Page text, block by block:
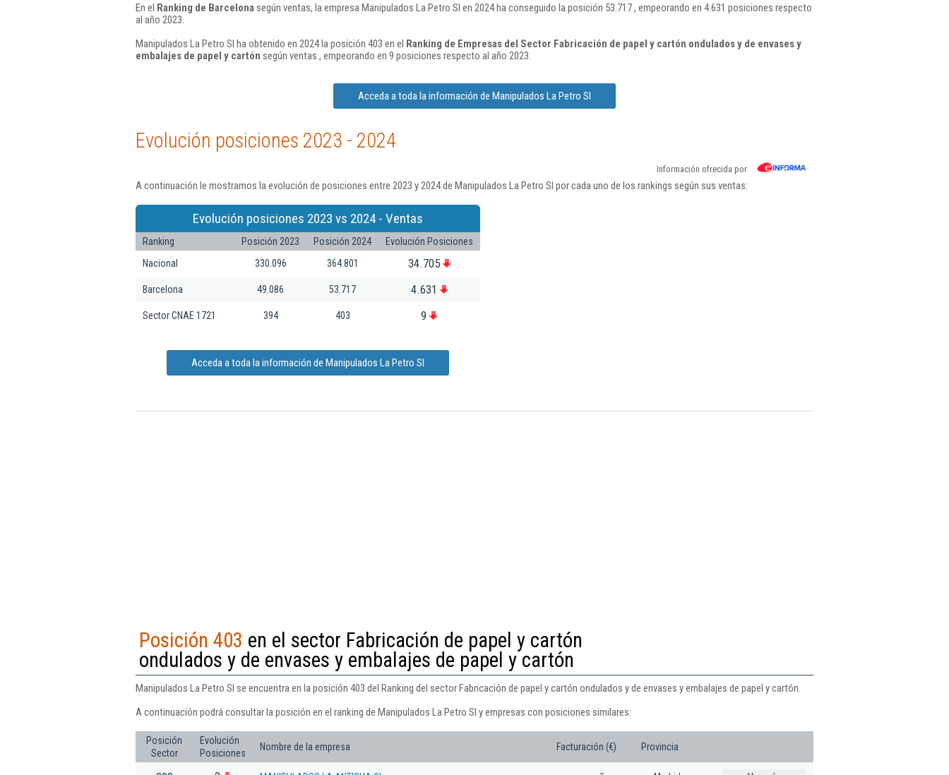
En el Ranking de Barcelona según ventas, la empresa Manipulados La Petro Sl en 2024 ha conseguido la posición 53.717 , empeorando en 4.631 posiciones respecto
al año 2023.
Manipulados La Petro Sl ha obtenido en 2024 la posición 403 en el Ranking de Empresas del Sector Fabricación de papel y cartón ondulados y de envases y
embalajes de papel y cartón según ventas , empeorando en 9 posiciones respecto al año 2023.
Acceda a toda la información de Manipulados La Petro Sl
Evolución posiciones 2023 - 2024
Información ofrecida por
A continuación le mostramos la evolución de posiciones entre 2023 y 2024 de Manipulados La Petro Sl por cada uno de los rankings según sus ventas:
Evolución posiciones 2023 vs 2024 - Ventas
Ranking Posición 2023 Posición 2024
Evolución Posiciones
Nacional
330.096 364.801 34.705
Barcelona 49.086 53.717 4.631
Sector CNAE 1721 394 403 9
Acceda a toda la información de Manipulados La Petro Sl
Posición 403 en el sector Fabricación de papel y cartón
ondulados y de envases y embalajes de papel y cartón
Manipulados La Petro Sl se encuentra en la posición 403 del Ranking del sector Fabricación de papel y cartón ondulados y de envases y embalajes de papel y cartón.
A continuación podrá consultar la posición en el ranking de Manipulados La Petro Sl y empresas con posiciones similares:
Posición
Sector
Evolución
Posiciones
Nombre de la empresa Facturación (€) Provincia